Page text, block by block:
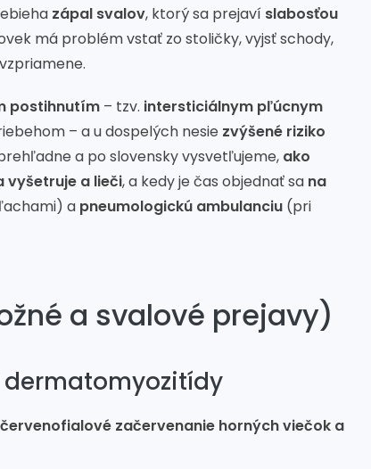
zápal svalov, ktorý sa prejaví slabosťou
má problém vstať zo stoličky, vyjsť schody,
postihnutím – tzv. intersticiálnym pľúcnym
– a u dospelých nesie zvýšené riziko
a po slovensky vysvetľujeme, ako
vyšetruje a lieči, a kedy je čas objednať sa na
a pneumologickú ambulanciu (pri
a svalové prejavy)
dermatomyozitídy
začervenanie horných viečok a